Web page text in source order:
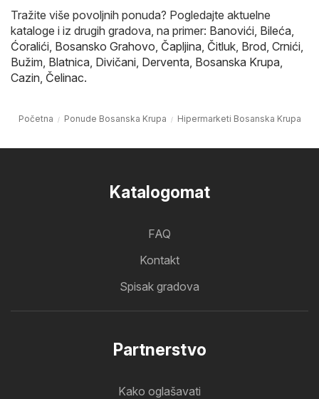
Tražite više povoljnih ponuda? Pogledajte aktuelne
kataloge i iz drugih gradova, na primer: Banovići Bileća
Ćoralići Bosansko Grahovo Čapljina Čitluk Brod Crnići
Bužim Blatnica Divičani Derventa Bosanska Krupa
Cazin Čelinac.
Početna Ponude Bosanska Krupa Hipermarketi Bosanska Krupa
Katalogomat
FAQ
Kontakt
Spisak gradova
Partnerstvo
Kako oglašavati